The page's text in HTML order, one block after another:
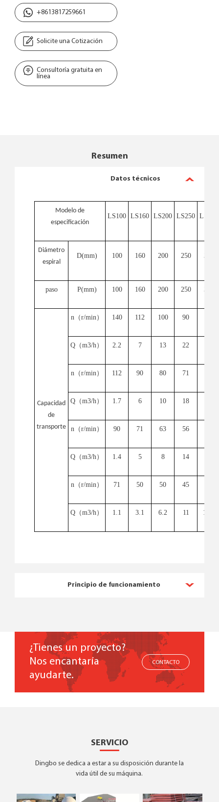
+8613817259661
Solicite una Cotización
Consultoría gratuita en
línea
Resumen
Datos técnicos
Modelo de
especificación
LS100 LS160 LS200 LS250 LS315
Diámetro
espiral
D(mm) 100 160 200 250 315
paso P(mm) 100 160 200 250 315
Capacidad
de
transporte
n（r/min） 140 112 100 90
Q （m3/h） 2.2 7 13 22
n（r/min） 112 90 80 71
Q （m3/h） 1.7 6 10 18
n（r/min） 90 71 63 56
Q （m3/h） 1.4 5 8 14
n（r/min） 71 50 50 45
Q （m3/h） 1.1 3.1 6.2 11 15.4
Principio de funcionamiento
¿Tienes un proyecto?
Nos encantaría
ayudarte.
CONTACTO
SERVICIO
Dingbo se dedica a estar a su disposición durante la
vida útil de su máquina.